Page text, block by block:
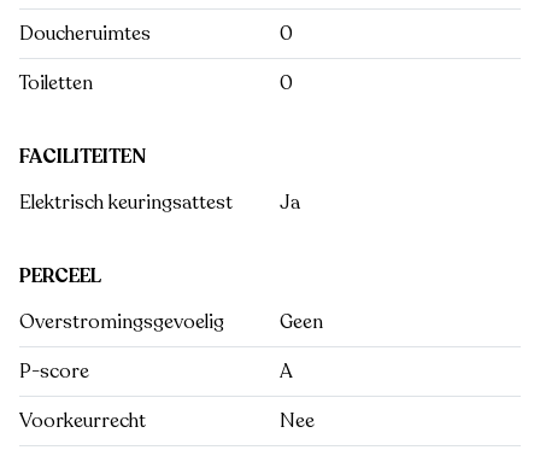
Doucheruimtes
0
Toiletten
0
FACILITEITEN
Elektrisch keuringsattest
Ja
PERCEEL
Overstromingsgevoelig
Geen
P-score
A
Voorkeurrecht
Nee